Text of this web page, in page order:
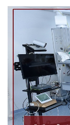
المراكز والوحدات
الأنظمة الذكية
الإعلام
تواصل معنا